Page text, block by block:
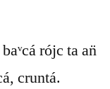
rójc ta an̈
cruntá.